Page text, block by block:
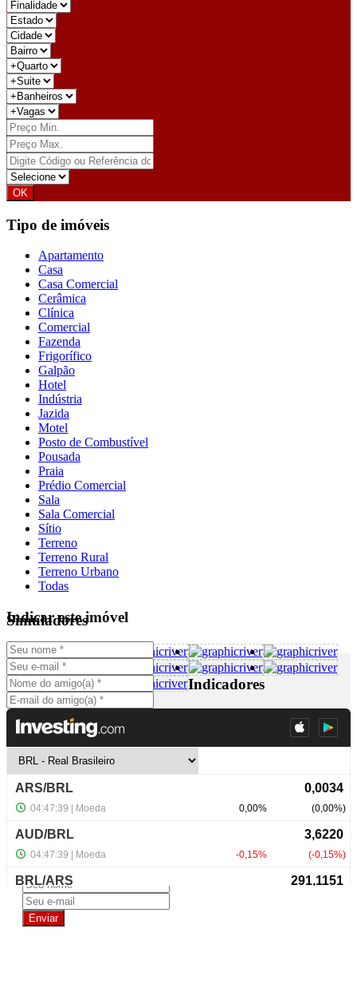
Tipo de imóveis
Apartamento
Casa
Casa Comercial
Cerâmica
Clínica
Comercial
Fazenda
Frigorífico
Galpão
Hotel
Indústria
Jazida
Motel
Posto de Combustível
Pousada
Praia
Prédio Comercial
Sala
Sala Comercial
Sítio
Terreno
Terreno Rural
Terreno Urbano
Todas
Indicar este imóvel
Simuladores
Indicadores
NewsLetter